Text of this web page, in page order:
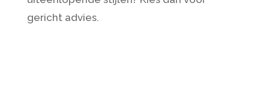
gericht advies.